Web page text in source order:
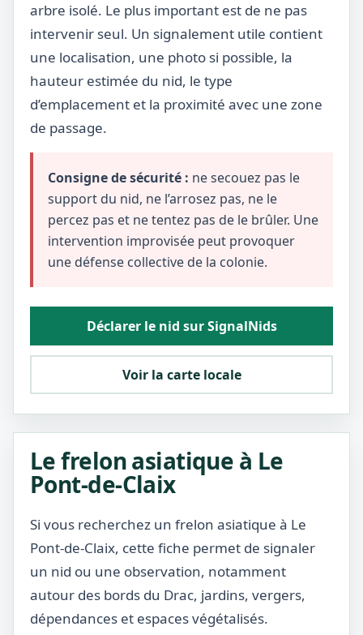
arbre isolé. Le plus important est de ne pas
intervenir seul. Un signalement utile contient
une localisation, une photo si possible, la
hauteur estimée du nid, le type
d’emplacement et la proximité avec une zone
de passage.
Consigne de sécurité : ne secouez pas le
support du nid, ne l’arrosez pas, ne le
percez pas et ne tentez pas de le brûler. Une
intervention improvisée peut provoquer
une défense collective de la colonie.
Déclarer le nid sur SignalNids
Voir la carte locale
Le frelon asiatique à Le
Pont-de-Claix
Si vous recherchez un frelon asiatique à Le
Pont-de-Claix, cette fiche permet de signaler
un nid ou une observation, notamment
autour des bords du Drac, jardins, vergers,
dépendances et espaces végétalisés.